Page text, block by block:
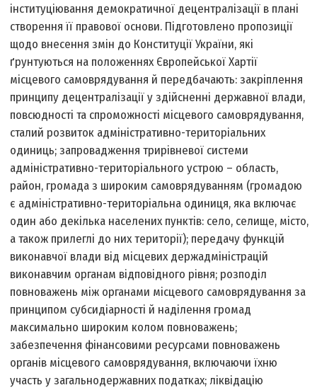
інституціювання демократичної децентралізації в плані
створення її правової основи. Підготовлено пропозиції
щодо внесення змін до Конституції України, які
ґрунтуються на положеннях Європейської Хартії
місцевого самоврядування й передбачають: закріплення
принципу децентралізації у здійсненні державної влади,
повсюдності та спроможності місцевого самоврядування,
сталий розвиток адміністративно-територіальних
одиниць; запровадження трирівневої системи
адміністративно-територіального устрою – область,
район, громада з широким самоврядуванням (громадою
є адміністративно-територіальна одиниця, яка включає
один або декілька населених пунктів: село, селище, місто,
а також прилеглі до них території); передачу функцій
виконавчої влади від місцевих держадміністрацій
виконавчим органам відповідного рівня; розподіл
повноважень між органами місцевого самоврядування за
принципом субсидіарності й наділення громад
максимально широким колом повноважень;
забезпечення фінансовими ресурсами повноважень
органів місцевого самоврядування, включаючи їхню
участь у загальнодержавних податках; ліквідацію